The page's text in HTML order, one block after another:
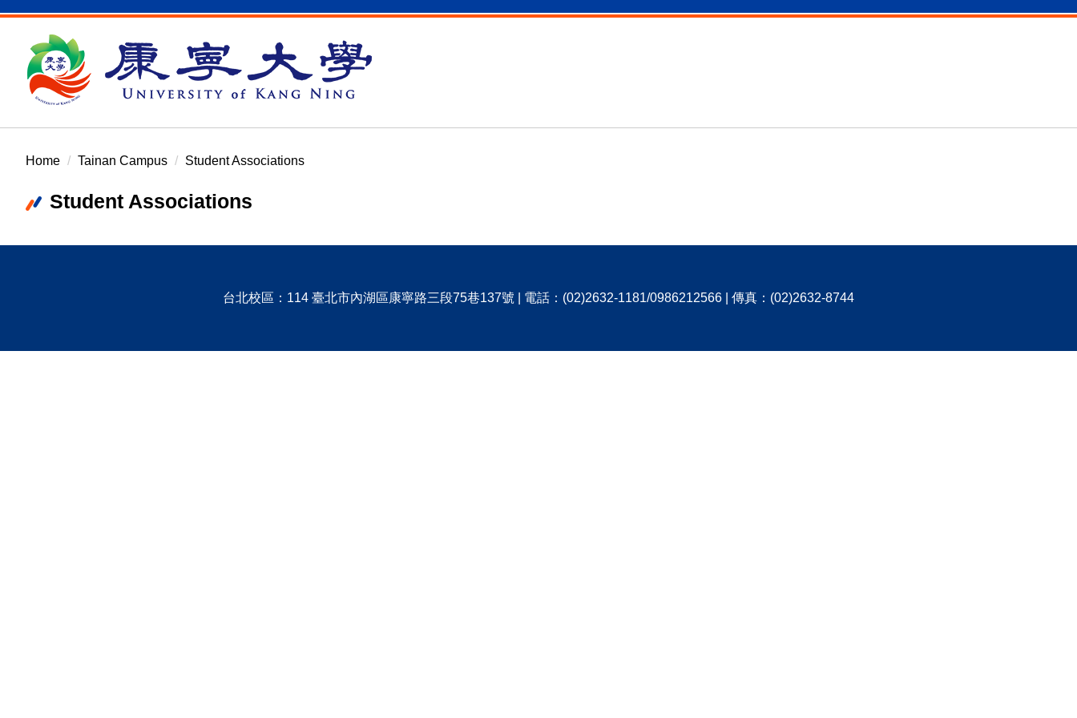
Jump
main
content
Home Tainan Campus Student Associations
Student Associations
台北校區：114 臺北市內湖區康寧路三段75巷137號 | 電話：(02)2632-1181/0986212566 | 傳真：(02)2632-8744